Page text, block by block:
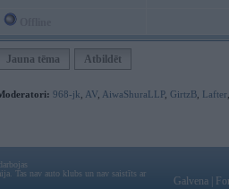
Jauna tēma Atbildēt
968-jk AV AiwaShuraLLP, GirtzB Lafter
Tas nav auto klubs un nav saistīts ar
Galvena